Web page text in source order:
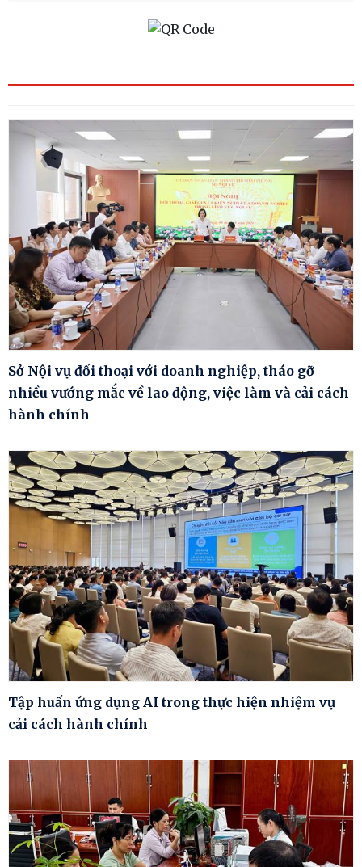
Sở Nội vụ đối thoại với doanh nghiệp, tháo gỡ
nhiều vướng mắc về lao động, việc làm và cải cách
hành chính
Tập huấn ứng dụng AI trong thực hiện nhiệm vụ
cải cách hành chính